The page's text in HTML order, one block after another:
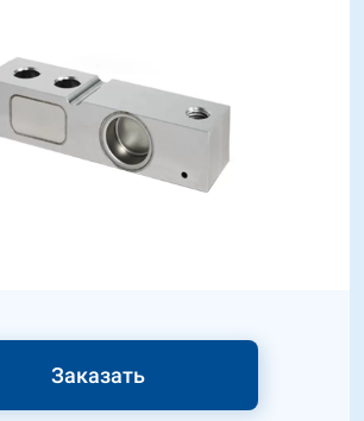
Заказать